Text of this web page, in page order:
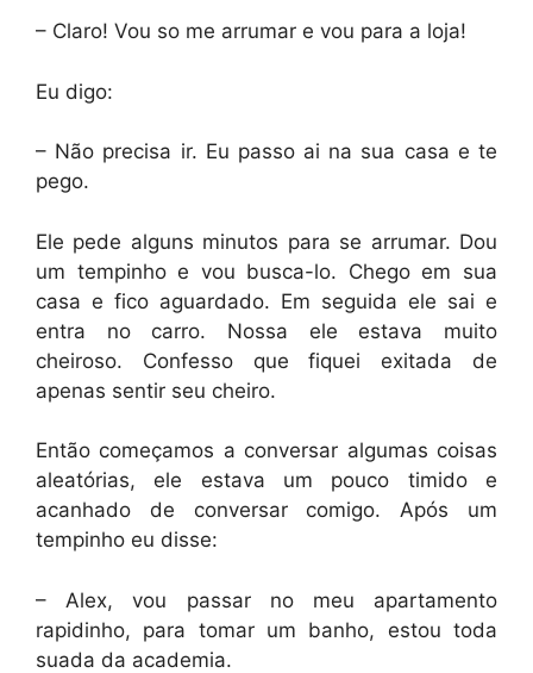
– Claro! Vou so me arrumar e vou para a loja!
Eu digo:
– Não precisa ir. Eu passo ai na sua casa e te
pego.
Ele pede alguns minutos para se arrumar. Dou
um tempinho e vou busca-lo. Chego em sua
casa e fico aguardado. Em seguida ele sai e
entra no carro. Nossa ele estava muito
cheiroso. Confesso que fiquei exitada de
apenas sentir seu cheiro.
Então começamos a conversar algumas coisas
aleatórias, ele estava um pouco timido e
acanhado de conversar comigo. Após um
tempinho eu disse:
– Alex, vou passar no meu apartamento
rapidinho, para tomar um banho, estou toda
suada da academia.